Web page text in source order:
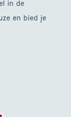
in de
en bied je